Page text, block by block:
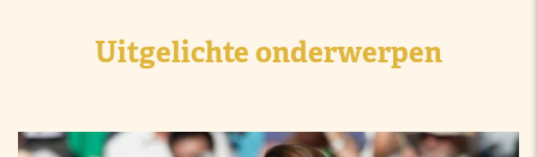
Uitgelichte onderwerpen